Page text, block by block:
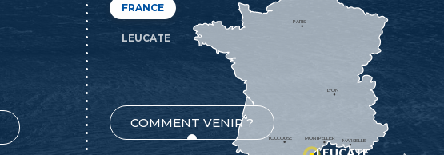
FRANCE
LEUCATE
COMMENT VENIR ?
MONTPELLIER MARSEILLE
TOULOUSE
LYON
PARIS